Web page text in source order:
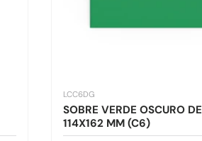
LCC6DG
SOBRE VERDE OSCURO DE
114X162 MM (C6)